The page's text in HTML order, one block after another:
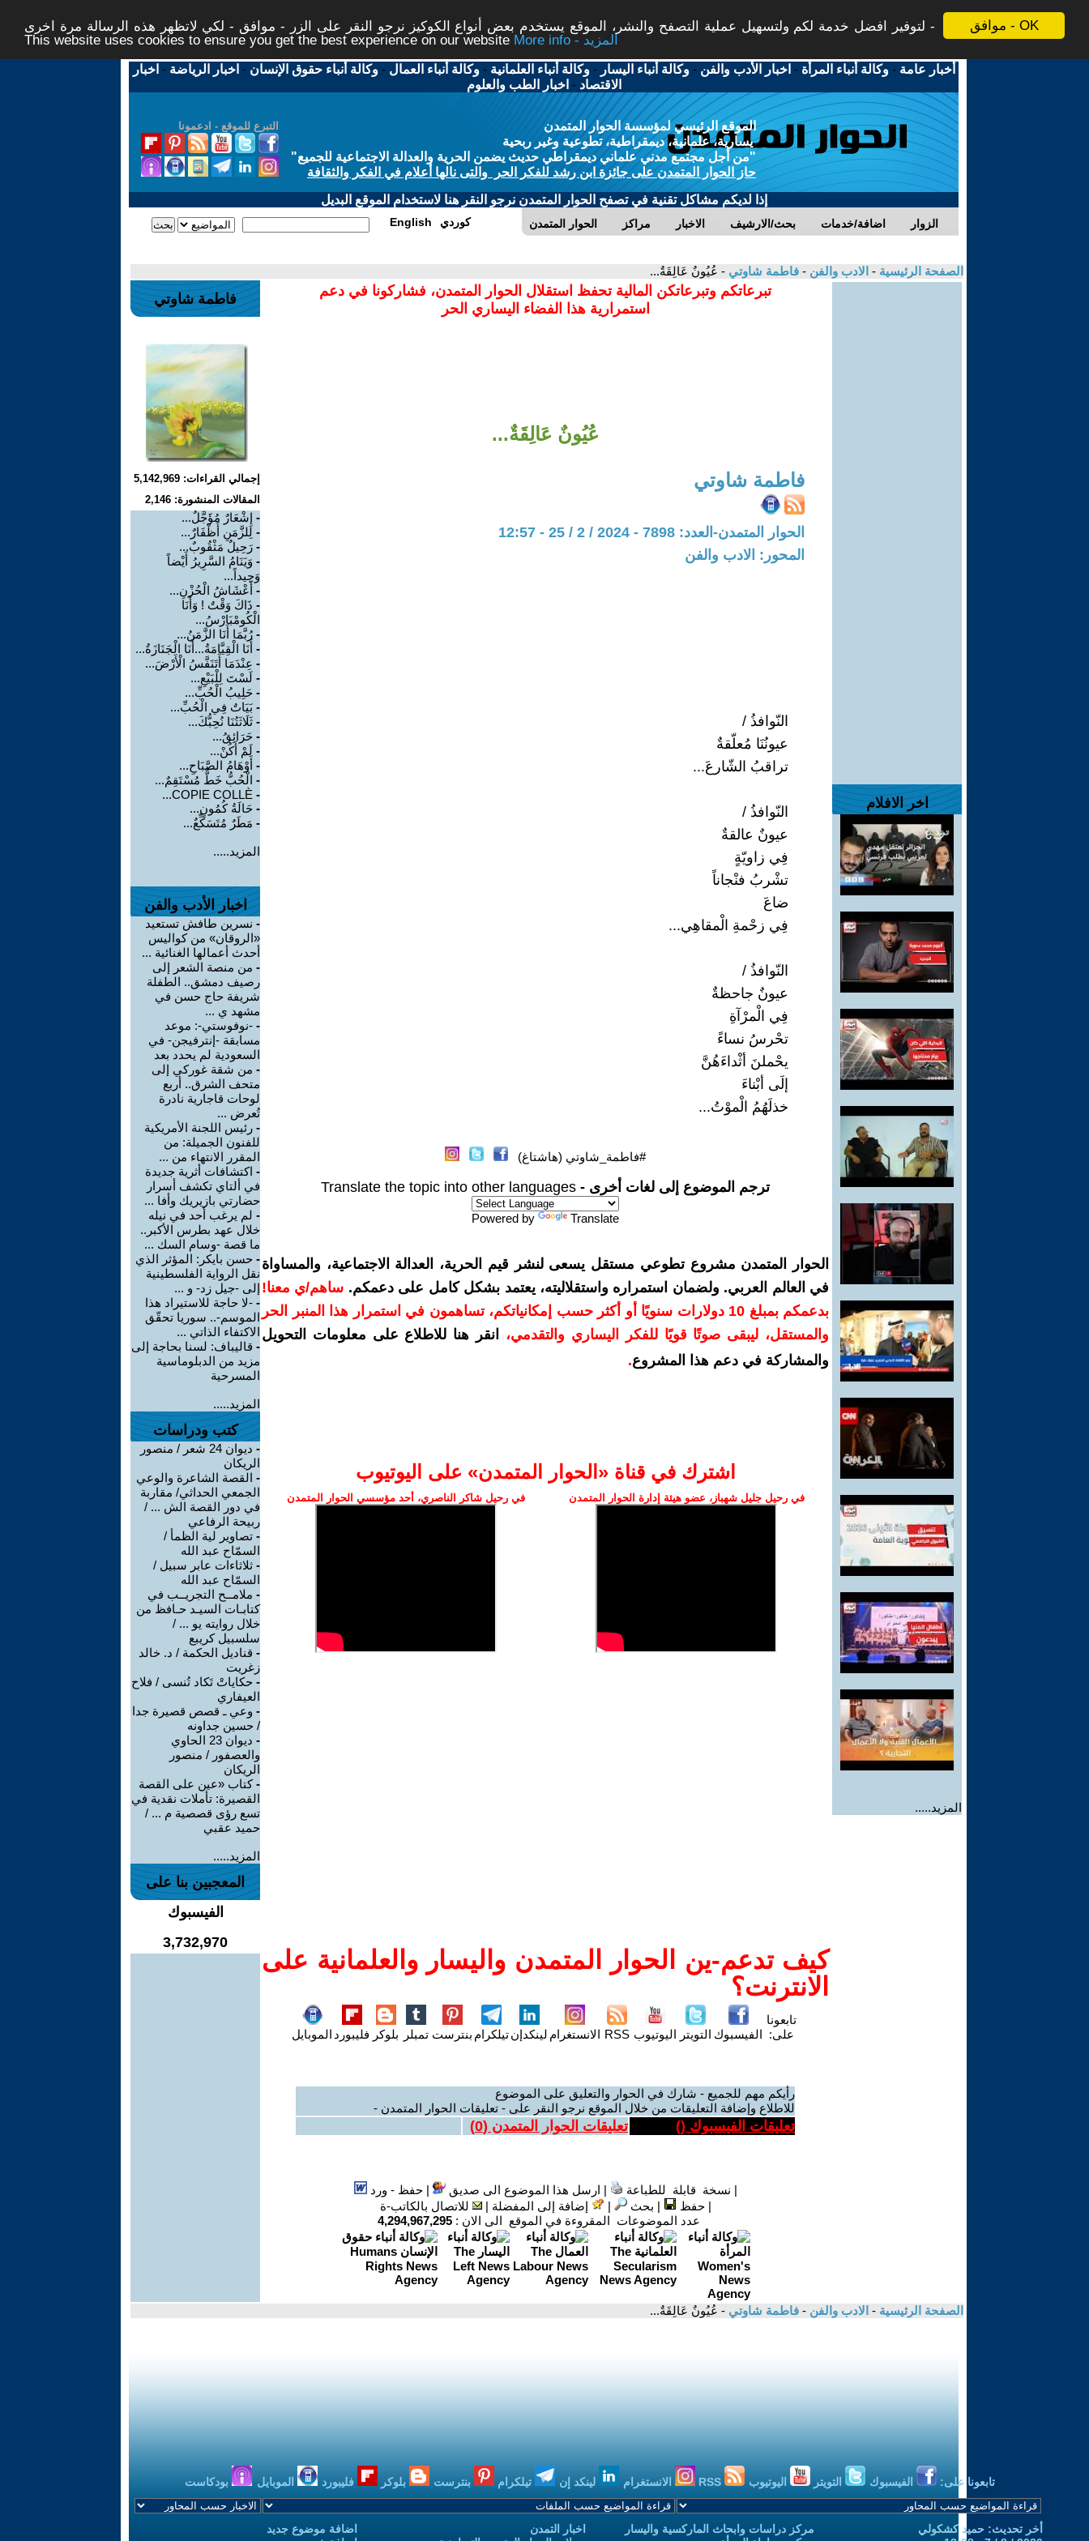
موافق - OK
لتوفير افضل خدمة لكم ولتسهيل عملية التصفح والنشر، الموقع يستخدم بعض أنواع الكوكيز نرجو النقر على الزر - موافق - لكي لاتظهر هذه الرسالة مرة اخرى -
This website uses cookies to ensure you get the best experience on our website
More info - المزيد
أخبار عامة -وكالة أنباء المرأة - اخبار الأدب والفن -وكالة أنباء اليسار -وكالة أنباء العلمانية -وكالة أنباء العمال -وكالة أنباء حقوق الإنسان - اخبار الرياضة - اخبار
الاقتصاد - اخبار الطب والعلوم
التبرع للموقع - ادعمونا
الموقع الرئيسي لمؤسسة الحوار المتمدن
يسارية، علمانية، ديمقراطية، تطوعية وغير ربحية
"من أجل مجتمع مدني علماني ديمقراطي حديث يضمن الحرية والعدالة الاجتماعية للجميع"
حاز الحوار المتمدن على جائزة ابن رشد للفكر الحر والتى نالها أعلام في الفكر والثقافة
إذا لديكم مشاكل تقنية في تصفح الحوار المتمدن نرجو النقر هنا لاستخدام الموقع البديل
الحوار المتمدن مراكز الاخبار بحث/الارشيف اضافة/خدمات الزوار English كوردي
الصفحة الرئيسية - الادب والفن - فاطمة شاوتي - عُيُونٌ عَالِقَةٌ...
اخر الافلام
المزيد.....
تبرعاتكم وتبرعاتكن المالية تحفظ استقلال الحوار المتمدن، فشاركونا في دعم
استمرارية هذا الفضاء اليساري الحر
عُيُونٌ عَالِقَةٌ...
فاطمة شاوتي
الحوار المتمدن-العدد: 7898 - 2024 / 2 / 25 - 12:57
المحور: الادب والفن
النّوافذُ /
عيونُنَا مُعلّقةٌ
تراقبُ الشّارعَ...
النّوافذُ /
عيونٌ عالقةٌ
فِي زاويّةٍ
تشْربُ فنْجاناً
ضاعَ
فِي زحْمةِ الْمقاهِي...
النّوافذُ /
عيونٌ جاحظةٌ
فِي الْمرْآةِ
تحْرسُ نساءً
يحْملنَ أثْداءَهُنَّ
إلَى أبْناءَ
خذلَهُمُ الْموْتُ...
#فاطمة_شاوتي (هاشتاغ)
ترجم الموضوع إلى لغات أخرى - Translate the topic into other languages
Powered by Translate
الحوار المتمدن مشروع تطوعي مستقل يسعى لنشر قيم الحرية، العدالة الاجتماعية، والمساواة
في العالم العربي. ولضمان استمراره واستقلاليته، يعتمد بشكل كامل على دعمكم. ساهم/ي معنا!
بدعمكم بمبلغ 10 دولارات سنويًا أو أكثر حسب إمكانياتكم، تساهمون في استمرار هذا المنبر الحر
والمستقل، ليبقى صوتًا قويًا للفكر اليساري والتقدمي،
انقر هنا للاطلاع على معلومات التحويل
والمشاركة في دعم هذا المشروع.
اشترك في قناة ‫«الحوار المتمدن» على اليوتيوب
في رحيل جليل شهباز، عضو هيئة إدارة الحوار المتمدن في رحيل شاكر الناصري، أحد مؤسسي الحوار المتمدن
كيف تدعم-ين الحوار المتمدن واليسار والعلمانية على
الانترنت؟
تابعونا
على: الفيسبوك التويتر اليوتيوب RSS الانستغرام لينكدإنتيلكرام بنترست تمبلر بلوكر فليبورد الموبايل
رأيكم مهم للجميع - شارك في الحوار والتعليق على الموضوع
للاطلاع وإضافة التعليقات من خلال الموقع نرجو النقر على - تعليقات الحوار المتمدن -
تعليقات الفيسبوك () تعليقات الحوار المتمدن (0
)
| نسخة قابلة للطباعة | ارسل هذا الموضوع الى صديق |حفظ - ورد
|حفظ | بحث | إضافة إلى المفضلة |
للاتصال بالكاتب-ة
عدد الموضوعات المقروءة في الموقع الى الان : 4,294,967,295
فاطمة شاوتي
إجمالي القراءات: 5,142,969
المقالات المنشورة: 2,146
- إِشْعَارٌ مُؤَجَّلٌ...
- لِلزَّمَنِ أَظْفَارٌ...
- رَحِيلٌ مَثْقُوبٌ...
- وَيَنَامُ السَّرِيرُ أَيْضاً
وَحِيداً...
- أَعْشَاشُ الْحُزْنِ...
- ذَاكَ وَقْتٌ ! وَأَنَا
الْكُومْبَارْسُ...
- رُبَّمَا أَنَا الزَّمَنُ...
- أَنَا الْقِيَّامَةُ...أَنَا الْجَنَازَةُ...
- عِنْدَمَا أَتَنَفَّسُ الْأَرْضَ...
- لَسْتَ لِلْبَيْعِ...
- حَلِيبُ الْحُبِّ...
- بَيَاتٌ فِي الْحُبِّ...
- ثَلَاثَتُنَا نُحِبُّكَ...
- حَرَائِقُ...
- لَمْ أَكُنْ...
- أَوْهَامُ الصَّبَاحِ...
- الْحُبُّ خَطٌّ مُسْتَقِمٌ...
-
COPIE COLLÈ...
- حَالَةُ كُمُونٍ...
- مَطَرٌ مُتَسَكِّعٌ...
المزيد.....
اخبار الأدب والفن
- نسرين طافش تستعيد
«الروقان» من كواليس
أحدث أعمالها الغنائية ...
- من منصة الشعر إلى
رصيف دمشق.. الطفلة
شريفة حاج حسن في
مشهد ي ...
- -نوفوستي-: موعد
مسابقة -إنترفيجن- في
السعودية لم يحدد بعد
- من شقة غوركي إلى
متحف الشرق.. أربع
لوحات قاجارية نادرة
تُعرض ...
- رئيس اللجنة الأمريكية
للفنون الجميلة: من
المقرر الانتهاء من ...
- اكتشافات أثرية جديدة
في ألتاي تكشف أسرار
حضارتي بازيريك وأفا ...
- لم يرغب أحد في نيله
خلال عهد بطرس الأكبر..
ما قصة -وسام السك ...
- حسن بايكر: المؤثر الذي
نقل الرواية الفلسطينية
إلى -جيل زد- و ...
- -لا حاجة للاستيراد هذا
الموسم-.. سوريا تحقّق
الاكتفاء الذاتي ...
- قاليباف: لسنا بحاجة إلى
مزيد من الدبلوماسية
المسرحية
المزيد.....
كتب ودراسات
-
ديوان 24 شعر / منصور
الريكان
- القصة الشاعرة والوعي
الجمعي الحداثي/ مقاربة
في دور القصة الش ... /
ربيحة الرفاعي
- تصاوير لية الظمأ /
السمّاح عبد الله
- ثلاثاءات عابر سبيل /
السمّاح عبد الله
- ملامــح التجريــب في
كتابـات السيـد حـافظ من
خلال روايته يو ... /
سلسبيل كريبع
- قناديل الحكمة / د. خالد
زغريت
- حكاياتْ تَكاد تُنسى / فلاح
العيفاري
- وعي ـ قصص قصيرة جدا
/ حسين جداونه
-
ديوان 23 الحاوي
والعصفور / منصور
الريكان
-كتاب «عين على القصة
القصيرة: تأملات نقدية في
تسع رؤى قصصية م ... /
حميد عقبي
المزيد.....
المعجبين بنا على
الفيسبوك
3,732,970
الصفحة الرئيسية - الادب والفن - فاطمة شاوتي - عُيُونٌ عَالِقَةٌ...
تابعونا على: الفيسبوك التويتر اليوتيوب الانستغرام لينكد إن تيلكرام بنترست بلوكر فليبورد الموبايل بودكاست
أخر تحديث: حميد كشكولي
مركز دراسات وابحاث الماركسية واليسار
اخبار التمدن
اضافة موضوع جديد